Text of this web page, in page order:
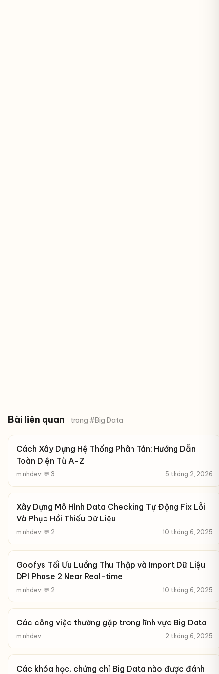
Bài liên quan trong #Big Data
Cách Xây Dựng Hệ Thống Phân Tán: Hướng Dẫn
Toàn Diện Từ A-Z
minhdev· 💬 3 5 tháng 2, 2026
Xây Dựng Mô Hình Data Checking Tự Động Fix Lỗi
Và Phục Hồi Thiếu Dữ Liệu
minhdev· 💬 2 10 tháng 6, 2025
Goofys Tối Ưu Luồng Thu Thập và Import Dữ Liệu
DPI Phase 2 Near Real-time
minhdev· 💬 2 10 tháng 6, 2025
Các công việc thường gặp trong lĩnh vực Big Data
minhdev 2 tháng 6, 2025
Các khóa học, chứng chỉ Big Data nào được đánh